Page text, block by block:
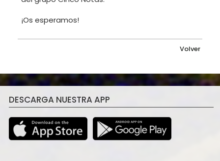
¡Os esperamos!
Volver
DESCARGA NUESTRA APP